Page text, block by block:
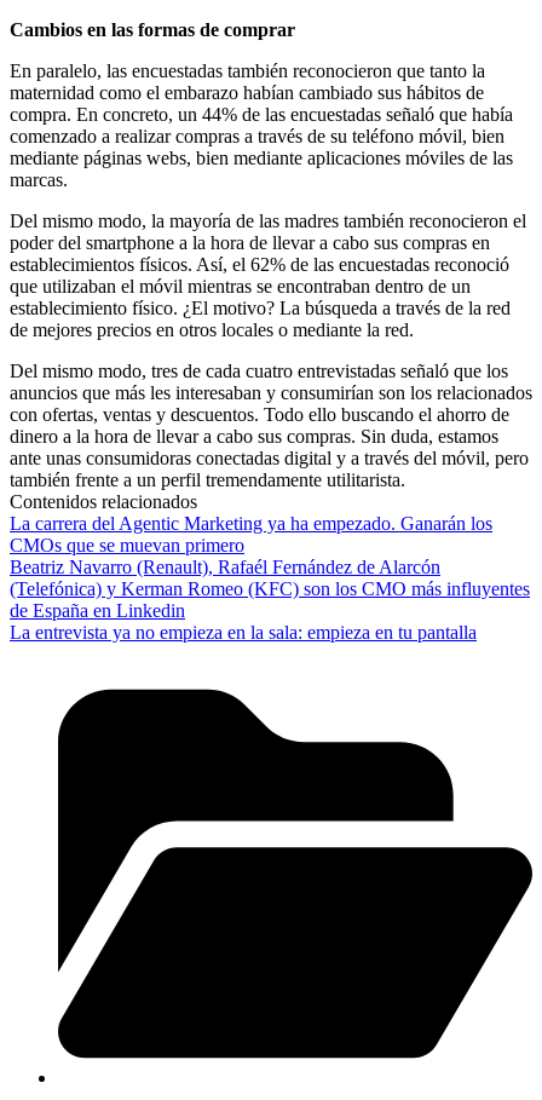
Cambios en las formas de comprar
En paralelo, las encuestadas también reconocieron que tanto la
maternidad como el embarazo habían cambiado sus hábitos de
compra. En concreto, un 44% de las encuestadas señaló que había
comenzado a realizar compras a través de su teléfono móvil, bien
mediante páginas webs, bien mediante aplicaciones móviles de las
marcas.
Del mismo modo, la mayoría de las madres también reconocieron el
poder del smartphone a la hora de llevar a cabo sus compras en
establecimientos físicos. Así, el 62% de las encuestadas reconoció
que utilizaban el móvil mientras se encontraban dentro de un
establecimiento físico. ¿El motivo? La búsqueda a través de la red
de mejores precios en otros locales o mediante la red.
Del mismo modo, tres de cada cuatro entrevistadas señaló que los
anuncios que más les interesaban y consumirían son los relacionados
con ofertas, ventas y descuentos. Todo ello buscando el ahorro de
dinero a la hora de llevar a cabo sus compras. Sin duda, estamos
ante unas consumidoras conectadas digital y a través del móvil, pero
también frente a un perfil tremendamente utilitarista.
Contenidos relacionados
La carrera del Agentic Marketing ya ha empezado. Ganarán los
CMOs que se muevan primero
Beatriz Navarro (Renault), Rafaél Fernández de Alarcón
(Telefónica) y Kerman Romeo (KFC) son los CMO más influyentes
de España en Linkedin
La entrevista ya no empieza en la sala: empieza en tu pantalla